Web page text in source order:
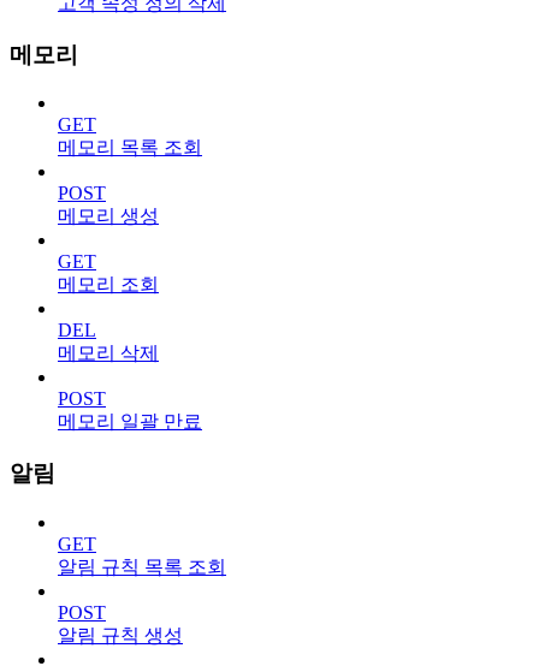
메모리
GET
메모리 목록 조회
POST
메모리 생성
GET
메모리 조회
DEL
메모리 삭제
POST
메모리 일괄 만료
알림
GET
알림 규칙 목록 조회
POST
알림 규칙 생성